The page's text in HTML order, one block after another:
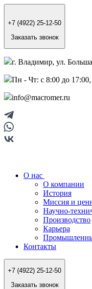
+7 (4922) 25-12-50
Заказать звонок
г. Владимир, ул.
Пн - Чт: с 8:00 до
info@macromer.ru
О нас
О компании
История
Миссия и
Научно-
Производство
Карьера
Контакты
+7 (4922) 25-12-50
Заказать звонок